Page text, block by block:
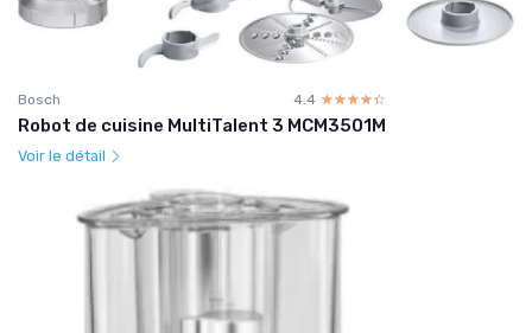
Bosch 4.4 ☆☆☆☆☆
★★★★★
Robot de cuisine MultiTalent 3 MCM3501M
Voir le détail